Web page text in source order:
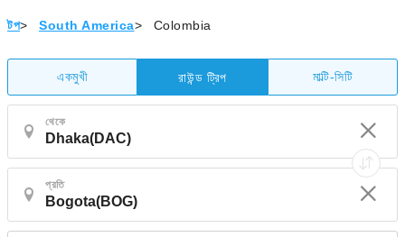
টপ> South America> Colombia
একমুখী রাউন্ড ট্রিপ মাল্টি-সিটি
থেকে
প্রতি